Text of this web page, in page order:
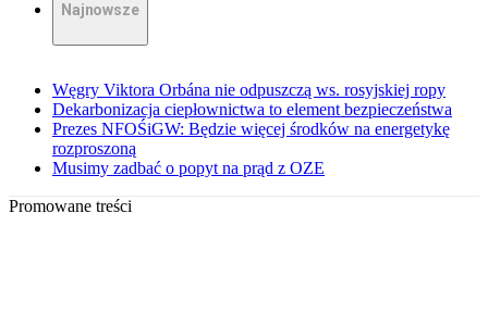
Najnowsze
Węgry Viktora Orbána nie odpuszczą ws. rosyjskiej ropy
Dekarbonizacja ciepłownictwa to element bezpieczeństwa
Prezes NFOŚiGW: Będzie więcej środków na energetykę
rozproszoną
Musimy zadbać o popyt na prąd z OZE
Promowane treści